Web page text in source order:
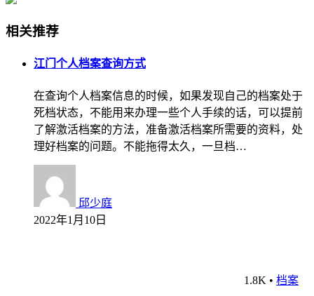
相关推荐
江门个人档案查询方式
在查询个人档案信息的时候，如果发现自己的档案处于
死档状态，不能用来办理一些个人手续的话，可以提前
了解激活档案的方法，准备激活档案所需要的资料，处
理好档案的问题。不能拖得太久，一旦档…
邱少庭
2022年1月10日
1.8K • 档案